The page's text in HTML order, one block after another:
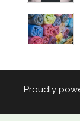
Proudly